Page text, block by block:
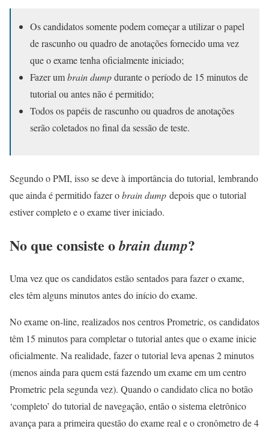
Os candidatos somente podem começar a utilizar o papel
de rascunho ou quadro de anotações fornecido uma vez
que o exame tenha oficialmente iniciado;
Fazer umbrain dumpdurante o período de 15 minutos de
tutorial ou antes não é permitido;
Todos os papéis de rascunho ou quadros de anotações
serão coletados no final da sessão de teste.
Segundo o PMI, isso se deve à importância do tutorial, lembrando
que ainda é permitido fazer obrain dump depois que o tutorial
estiver completo e o exame tiver iniciado.
No que consiste obrain dump?
Uma vez que os candidatos estão sentados para fazer o exame,
eles têm alguns minutos antes do início do exame.
No exame on-line, realizados nos centros Prometric, os candidatos
têm 15 minutos para completar o tutorial antes que o exame inicie
oficialmente. Na realidade, fazer o tutorial leva apenas 2 minutos
(menos ainda para quem está fazendo um exame em um centro
Prometric pela segunda vez). Quando o candidato clica no botão
‘completo’ do tutorial de navegação, então o sistema eletrônico
avança para a primeira questão do exame real e o cronômetro de 4